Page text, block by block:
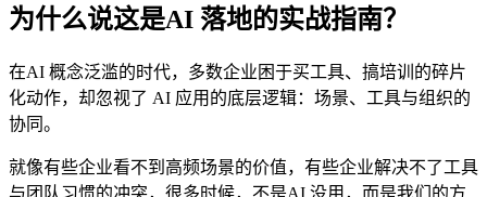
为什么说这是AI 落地的实战指南？
在AI 概念泛滥的时代，多数企业困于买工具、搞培训的碎片
化动作，却忽视了 AI 应用的底层逻辑：场景、工具与组织的
协同。
就像有些企业看不到高频场景的价值，有些企业解决不了工具
与团队习惯的冲突，很多时候，不是AI 没用，而是我们的方